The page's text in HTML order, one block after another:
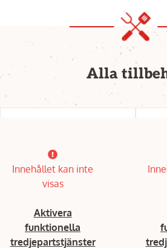
Alla
Innehållet kan inte
visas
Aktivera
funktionella
tredjepartstjänster